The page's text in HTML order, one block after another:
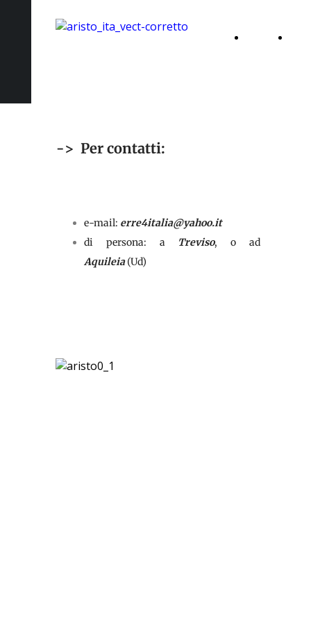
-> Per contatti:
e-mail: erre4italia@yahoo.it
di persona: a Treviso, o ad
Aquileia(Ud)